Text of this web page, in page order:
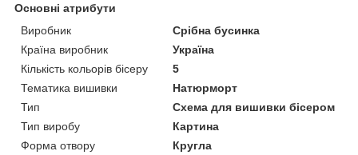
Основні атрибути
Виробник
Срібна бусинка
Країна виробник
Україна
Кількість кольорів бісеру
5
Тематика вишивки
Натюрморт
Тип
Схема для вишивки бісером
Тип виробу
Картина
Форма отвору
Кругла